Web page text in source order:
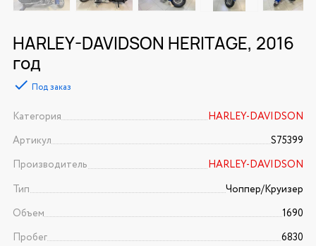
HARLEY-DAVIDSON HERITAGE, 2016
год
Под заказ
Категория
HARLEY-DAVIDSON
Артикул
S75399
Производитель
HARLEY-DAVIDSON
Тип
Чоппер/Круизер
Объем
1690
Пробег
6830